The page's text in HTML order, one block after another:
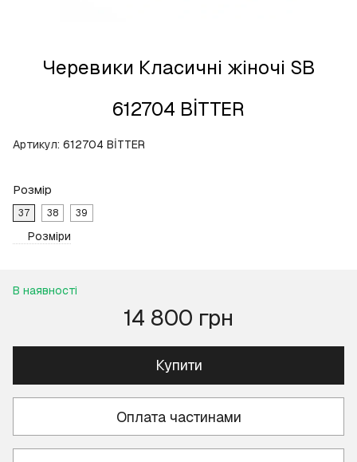
Черевики Класичні жіночі SB
612704 BİTTER
Артикул: 612704 BİTTER
Розмір
37 38 39
Розміри
В наявності
14 800 грн
Купити
Оплата частинами